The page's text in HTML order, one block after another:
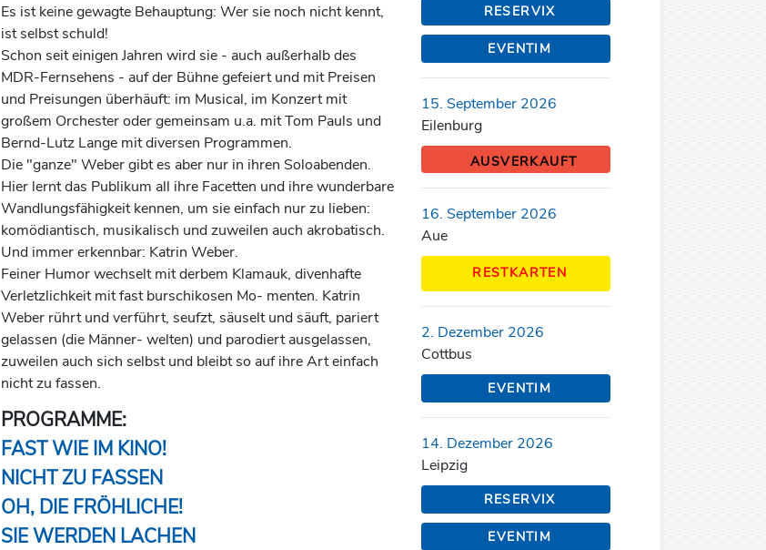
Es ist keine gewagte Behauptung: Wer sie noch nicht kennt,
ist selbst schuld!
Schon seit einigen Jahren wird sie - auch außerhalb des
MDR-Fernsehens - auf der Bühne gefeiert und mit Preisen
und Preisungen überhäuft: im Musical, im Konzert mit
großem Orchester oder gemeinsam u.a. mit Tom Pauls und
Bernd-Lutz Lange mit diversen Programmen.
Die "ganze" Weber gibt es aber nur in ihren Soloabenden.
Hier lernt das Publikum all ihre Facetten und ihre wunderbare
Wandlungsfähigkeit kennen, um sie einfach nur zu lieben:
komödiantisch, musikalisch und zuweilen auch akrobatisch.
Und immer erkennbar: Katrin Weber.
Feiner Humor wechselt mit derbem Klamauk, divenhafte
Verletzlichkeit mit fast burschikosen Mo- menten. Katrin
Weber rührt und verführt, seufzt, säuselt und säuft, pariert
gelassen (die Männer- welten) und parodiert ausgelassen,
zuweilen auch sich selbst und bleibt so auf ihre Art einfach
nicht zu fassen.
PROGRAMME:
FAST WIE IM KINO!
NICHT ZU FASSEN
OH, DIE FRÖHLICHE!
SIE WERDEN LACHEN
RESERVIX
EVENTIM
15. September 2026
Eilenburg
AUSVERKAUFT
16. September 2026
Aue
RESTKARTEN
2. Dezember 2026
Cottbus
EVENTIM
14. Dezember 2026
Leipzig
RESERVIX
EVENTIM